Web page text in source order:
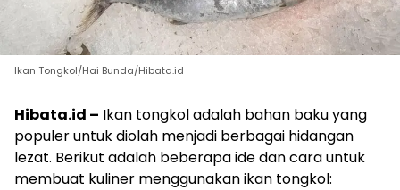
Ikan Tongkol/Hai Bunda/Hibata.id
Hibata.id – Ikan tongkol adalah bahan baku yang
populer untuk diolah menjadi berbagai hidangan
lezat. Berikut adalah beberapa ide dan cara untuk
membuat kuliner menggunakan ikan tongkol: